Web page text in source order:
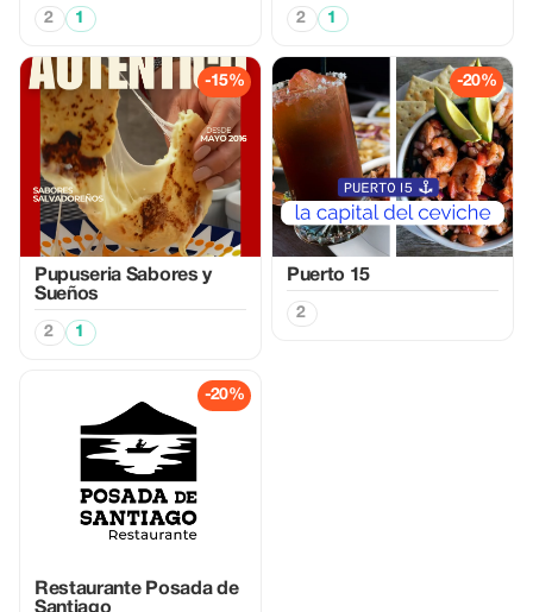
2 1 2 1
-15%
Pupuseria Sabores y
Sueños
2 1
-20%
Puerto 15
2
-20%
Restaurante Posada de
Santiago